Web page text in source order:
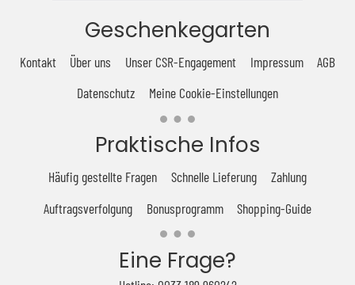
Geschenkegarten
Kontakt Über uns Unser CSR-Engagement Impressum
AGB
Datenschutz
Meine Cookie-Einstellungen
Praktische Infos
Häufig gestellte Fragen Schnelle Lieferung
Zahlung
Auftragsverfolgung
Bonusprogramm Shopping-Guide
Eine Frage?